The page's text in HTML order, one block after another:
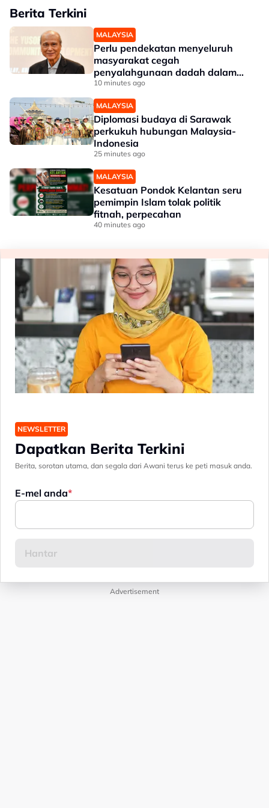
Berita Terkini
MALAYSIA
Perlu pendekatan menyeluruh
masyarakat cegah
penyalahgunaan dadah dalam
kalangan kanak-kanak - Lee Lam
Thye
10 minutes ago
MALAYSIA
Diplomasi budaya di Sarawak
perkukuh hubungan Malaysia-
Indonesia
25 minutes ago
MALAYSIA
Kesatuan Pondok Kelantan seru
pemimpin Islam tolak politik
fitnah, perpecahan
40 minutes ago
NEWSLETTER
Dapatkan Berita Terkini
Berita, sorotan utama, dan segala dari Awani terus ke peti masuk anda.
E-mel anda
Advertisement